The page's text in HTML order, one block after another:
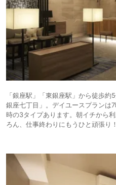
「銀座駅」「東銀座駅」から徒歩
銀座七丁目」。デイユースプランは
時の3タイプあります。朝イチから
ろん、仕事終わりにもうひと頑張り